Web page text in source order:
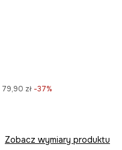
79,90 zł -37%
Zobacz wymiary produktu